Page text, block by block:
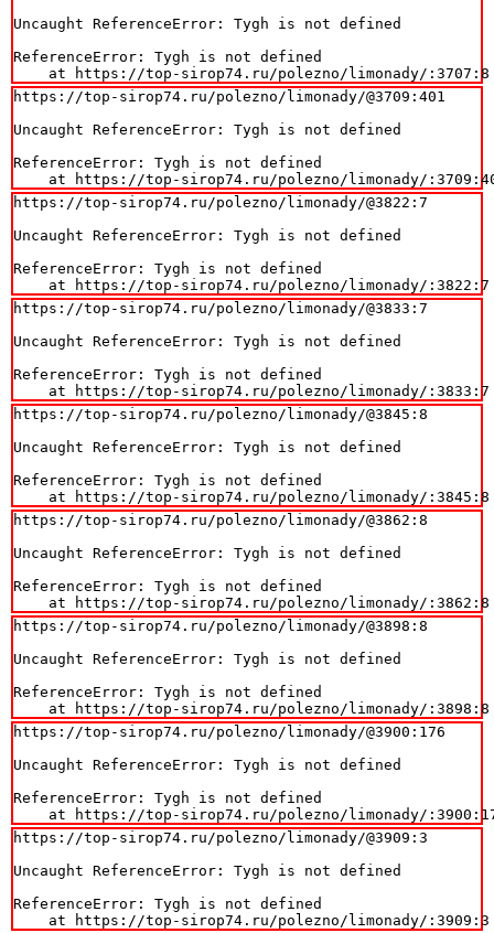
Uncaught ReferenceError: Tygh is not defined
ReferenceError: Tygh is not defined
    at https://top-sirop74.ru/polezno/limonady/:3707:8
https://top-sirop74.ru/polezno/limonady/@3709:401
Uncaught ReferenceError: Tygh is not defined
ReferenceError: Tygh is not defined
at https://top-sirop74.ru/polezno/limonady/
https://top-sirop74.ru/polezno/limonady/@3822:7
Uncaught ReferenceError: Tygh is not defined
ReferenceError: Tygh is not defined
    at https://top-sirop74.ru/polezno/limonady/:3822:7
https://top-sirop74.ru/polezno/limonady/@3833:7
Uncaught ReferenceError: Tygh is not defined
ReferenceError: Tygh is not defined
    at https://top-sirop74.ru/polezno/limonady/:3833:7
https://top-sirop74.ru/polezno/limonady/@3845:8
Uncaught ReferenceError: Tygh is not defined
ReferenceError: Tygh is not defined
    at https://top-sirop74.ru/polezno/limonady/:3845:8
https://top-sirop74.ru/polezno/limonady/@3862:8
Uncaught ReferenceError: Tygh is not defined
ReferenceError: Tygh is not defined
    at https://top-sirop74.ru/polezno/limonady/:3862:8
https://top-sirop74.ru/polezno/limonady/@3898:8
Uncaught ReferenceError: Tygh is not defined
ReferenceError: Tygh is not defined
    at https://top-sirop74.ru/polezno/limonady/:3898:8
https://top-sirop74.ru/polezno/limonady/@3900:176
Uncaught ReferenceError: Tygh is not defined
ReferenceError: Tygh is not defined
at https://top-sirop74.ru/polezno/limonady/
https://top-sirop74.ru/polezno/limonady/@3909:3
Uncaught ReferenceError: Tygh is not defined
ReferenceError: Tygh is not defined
    at https://top-sirop74.ru/polezno/limonady/:3909:3